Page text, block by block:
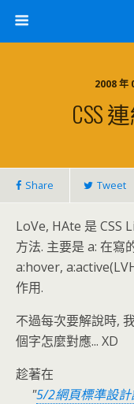
2008 年
CSS
Share Tweet
LoVe, HAte 是 CSS
方法. 主要是 a: 在寫
a:hover,
作用.
不過每次要解說時,
個字怎麼對應... XD
趁著在
5/2網頁標準設